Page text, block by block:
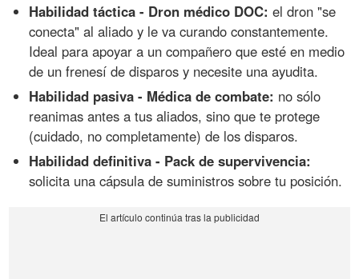
Habilidad táctica - Dron médico DOC: el dron "se
conecta" al aliado y le va curando constantemente.
Ideal para apoyar a un compañero que esté en medio
de un frenesí de disparos y necesite una ayudita.
Habilidad pasiva - Médica de combate: no sólo
reanimas antes a tus aliados, sino que te protege
(cuidado, no completamente) de los disparos.
Habilidad definitiva - Pack de supervivencia:
solicita una cápsula de suministros sobre tu posición.